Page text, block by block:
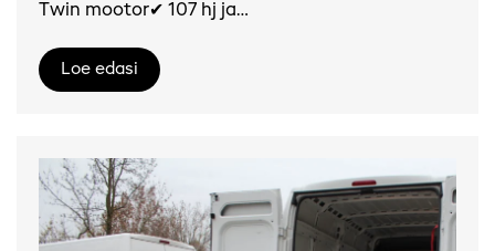
Twin mootor✔ 107 hj ja…
Loe edasi